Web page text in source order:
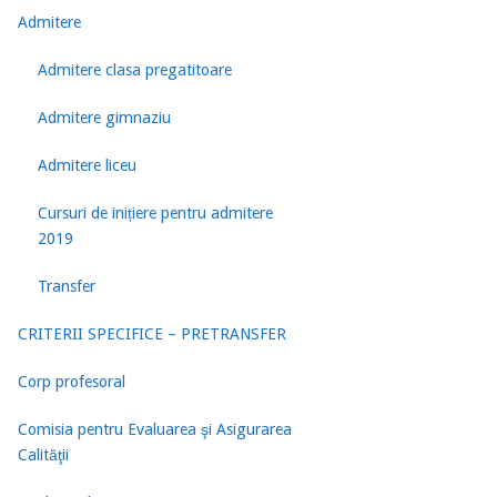
Admitere
Admitere clasa pregatitoare
Admitere gimnaziu
Admitere liceu
Cursuri de inițiere pentru admitere
2019
Transfer
CRITERII SPECIFICE – PRETRANSFER
Corp profesoral
Comisia pentru Evaluarea şi Asigurarea
Calităţii